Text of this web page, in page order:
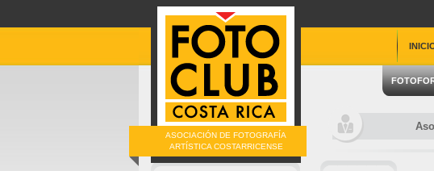
ASOCIACIÓN DE FOTOGRAFÍA
ARTÍSTICA COSTARRICENSE